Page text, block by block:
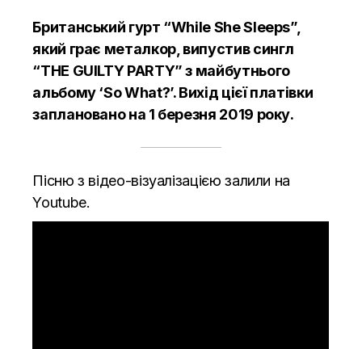
Британський гурт “While She Sleeps”,
який грає металкор, випустив сингл
“THE GUILTY PARTY” з майбутнього
альбому ‘So What?’. Вихід цієї платівки
заплановано на 1 березня 2019 року.
Пісню з відео-візуалізацією залили на
Youtube.